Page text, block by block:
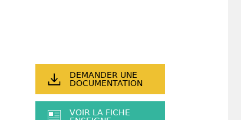
DEMANDER UNE
DOCUMENTATION
VOIR LA FICHE